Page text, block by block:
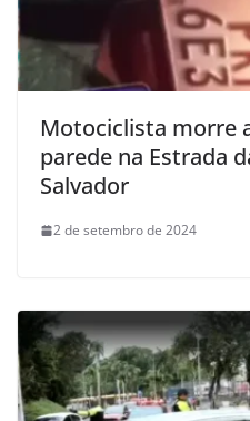
Motociclista morre
parede na Estrada
Salvador
2 de setembro de 2024